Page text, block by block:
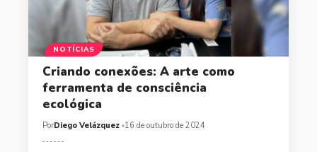
NOTÍCIAS
Criando conexões: A arte como
ferramenta de consciência
ecológica
PorDiego Velázquez 16 de outubro de 2024